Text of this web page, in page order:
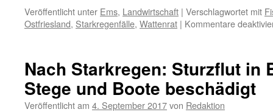
Veröffentlicht unter Ems, Landwirtschaft | Verschlagwortet mit
Ostfriesland, Starkregenfälle, Wattenrat | Kommentare
Nach Starkregen: Sturzflut in
Stege und Boote beschädigt
Veröffentlicht am 4. September 2017von Redaktion